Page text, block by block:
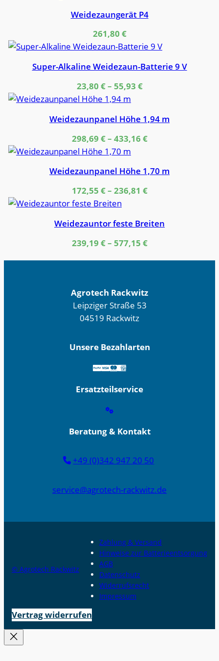
Weidezaungerät P4
261,80 €
Super-Alkaline Weidezaun-Batterie 9 V
23,80 €– 55,93 €
Weidezaunpanel Höhe 1,94 m
298,69 €– 433,16 €
Weidezaunpanel Höhe 1,70 m
172,55 €– 236,81 €
Weidezauntor feste Breiten
239,19 €– 577,15 €
Agrotech Rackwitz
Leipziger Straße 53
04519 Rackwitz
Unsere Bezahlarten
Ersatzteilservice
Beratung & Kontakt
+49 (0)342 947 20 50
service@agrotech-rackwitz.de
© Agrotech Rackwitz
Zahlung & Versand
Hinweise zur Batterieentsorgung
AGB
Datenschutz
Widerrufsrecht
Impressum
Vertrag widerrufen